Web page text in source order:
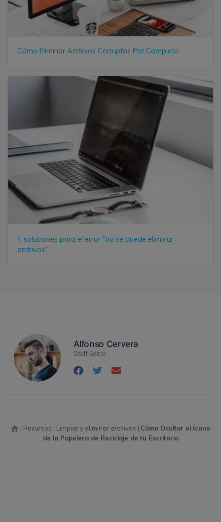
Cómo Eliminar Archivos Corruptos Por Completo
4 soluciones para el error "no se puede eliminar
archivos"
Alfonso Cervera
Staff Editor
| Recursos | Limpiar y eliminar archivos | Cómo Ocultar el Ícono
de la Papelera de Reciclaje de tu Escritorio